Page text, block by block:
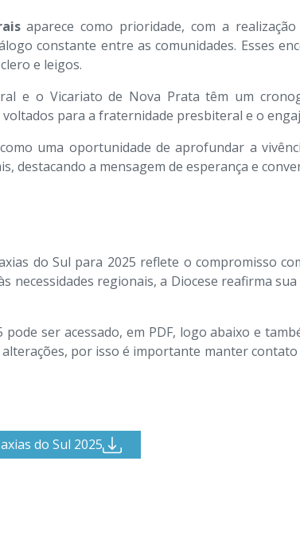
aparece como prioridade, com a realização
constante entre as comunidades. Esses
e leigos.
e o Vicariato de Nova Prata têm um
para a fraternidade presbiteral e o
uma oportunidade de aprofundar a
destacando a mensagem de esperança e
do Sul para 2025 reflete o compromisso
necessidades regionais, a Diocese reafirma
ser acessado, em PDF, logo abaixo e
por isso é importante manter
do Sul 2025